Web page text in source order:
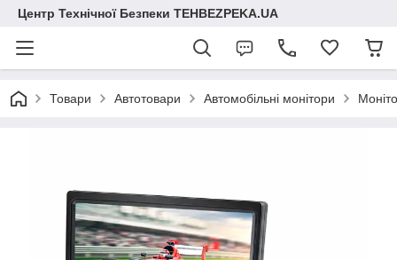
Центр Технічної Безпеки TEHBEZPEKA.UA
Товари Автотовари Автомобільні монітори